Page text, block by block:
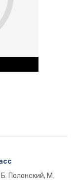
Полонский, М.